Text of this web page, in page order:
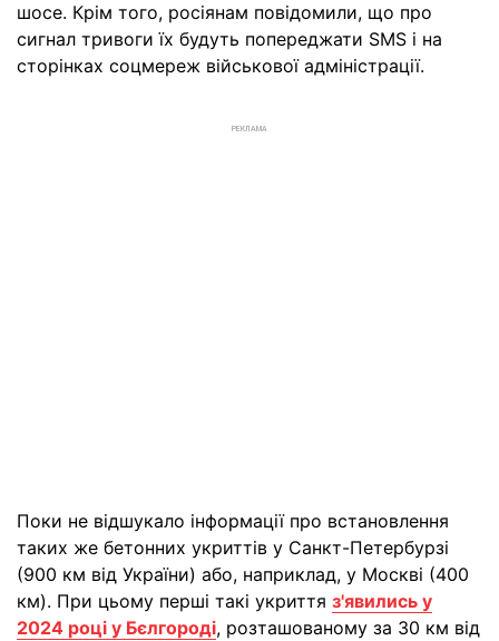
шосе. Крім того, росіянам повідомили, що про
сигнал тривоги їх будуть попереджати SMS і на
сторінках соцмереж військової адміністрації.
РЕКЛАМА
Поки не відшукало інформації про встановлення
таких же бетонних укриттів у Санкт-Петербурзі
(900 км від України) або, наприклад, у Москві (400
км). При цьому перші такі укриття з'явились у
2024 році у Бєлгороді, розташованому за 30 км від